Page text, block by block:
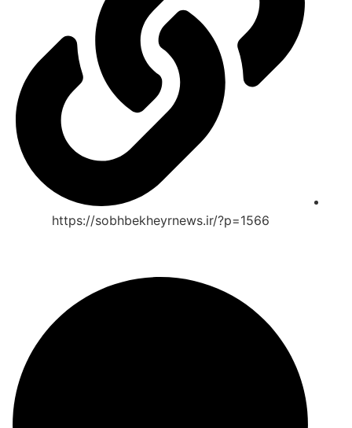
https://sobhbekheyrnews.ir/?p=1566